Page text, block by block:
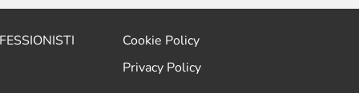
Cookie Policy
Privacy Policy